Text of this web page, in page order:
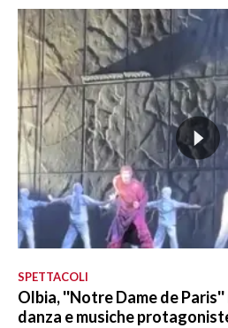
SPETTACOLI
Olbia, ''Notre Dame de
danza e musiche